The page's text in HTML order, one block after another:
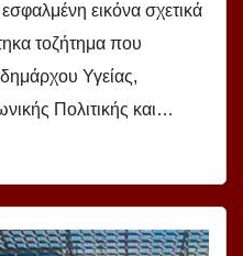
εικόνα σχετικά
τοζήτημα που
Υγείας,
Πολιτικής και…